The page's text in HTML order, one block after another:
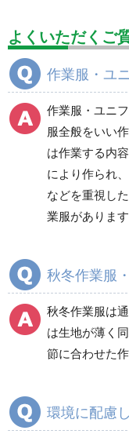
設備用品・作業補助
分煙対策機器
電気保守用品
防災グッズ（防災セ
健康管理器具
商品カテゴリ一覧
秋冬長袖
食品産業用長袖
食品産業用半袖
よくいただくご
作業服・ユ
作業服・ユニ
服全般をいい
は作業する内
により作られ
などを重視し
業服があります
秋冬作業服
秋冬作業服は
は生地が薄く
節に合わせた
環境に配慮